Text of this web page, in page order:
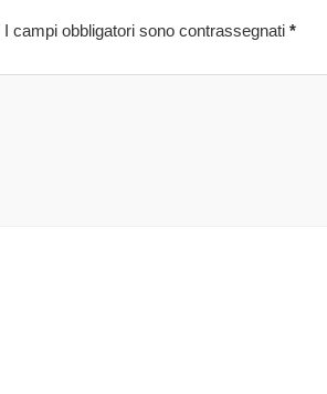
I campi obbligatori sono contrassegnati *